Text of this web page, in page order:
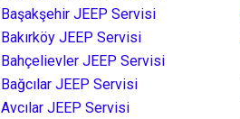
Başakşehir JEEP Servisi
Bakırköy JEEP Servisi
Bahçelievler JEEP Servisi
Bağcılar JEEP Servisi
Avcılar JEEP Servisi